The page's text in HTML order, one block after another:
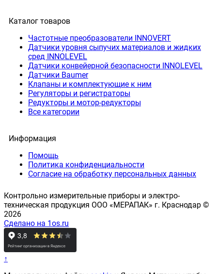
Каталог товаров
Частотные преобразователи INNOVERT
Датчики уровня сыпучих материалов и жидких
сред INNOLEVEL
Датчики конвейерной безопасности INNOLEVEL
Датчики Baumer
Клапаны и комплектующие к ним
Регуляторы и регистраторы
Редукторы и мотор-редукторы
Все категории
Информация
Помощь
Политика конфиденциальности
Согласие на обработку персональных данных
Контрольно измерительные приборы и электро-
техническая продукция ООО «МЕРАПАК» г. Краснодар ©
2026
Сделано на 1os.ru
↑